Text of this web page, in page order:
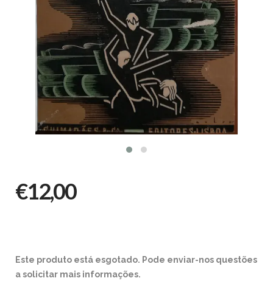
€12,00
Este produto está esgotado. Pode enviar-nos questões
a solicitar mais informações.